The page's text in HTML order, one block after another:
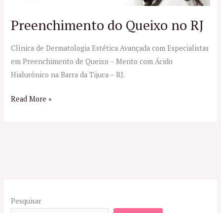
Preenchimento do Queixo no RJ
Clínica de Dermatologia Estética Avançada com Especialistas
em Preenchimento de Queixo – Mento com Ácido
Hialurônico na Barra da Tijuca – RJ.
Read More »
Pesquisar